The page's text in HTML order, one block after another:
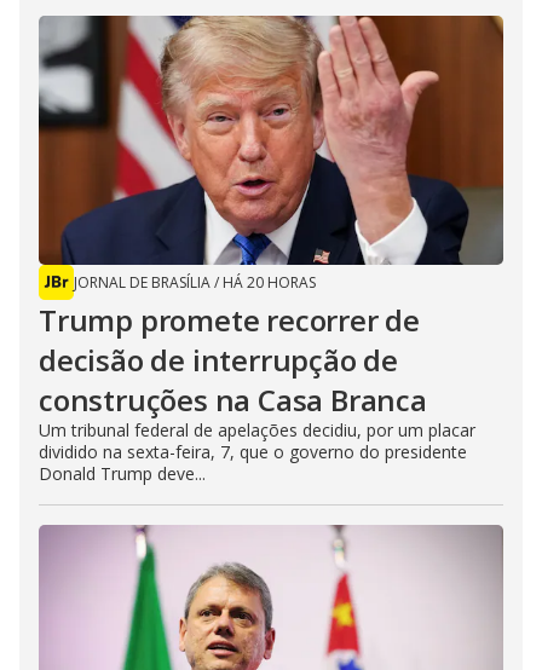
JORNAL DE BRASÍLIA/ HÁ 20 HORAS
Trump promete recorrer de
decisão de interrupção de
construções na Casa Branca
Um tribunal federal de apelações decidiu, por um placar
dividido na sexta-feira, 7, que o governo do presidente
Donald Trump deve...